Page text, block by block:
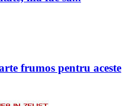
frumos pentru aceste